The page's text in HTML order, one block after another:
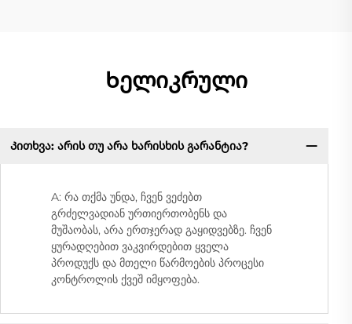
Ხელიკრული
Კითხვა: არის თუ არა ხარისხის გარანტია?
A: რა თქმა უნდა, ჩვენ ვეძებთ
გრძელვადიან ურთიერთობენს და
მუშაობას, არა ერთჯერად გაყიდვებზე. ჩვენ
ყურადღებით ვაკვირდებით ყველა
პროდუქს და მთელი წარმოების პროცესი
კონტროლის ქვეშ იმყოფება.